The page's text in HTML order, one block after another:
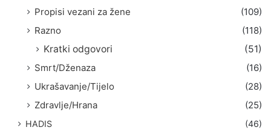
Propisi vezani za žene
(109)
Razno
(118)
Kratki odgovori
(51)
Smrt/Dženaza
(16)
Ukrašavanje/Tijelo
(28)
Zdravlje/Hrana
(25)
HADIS (46)